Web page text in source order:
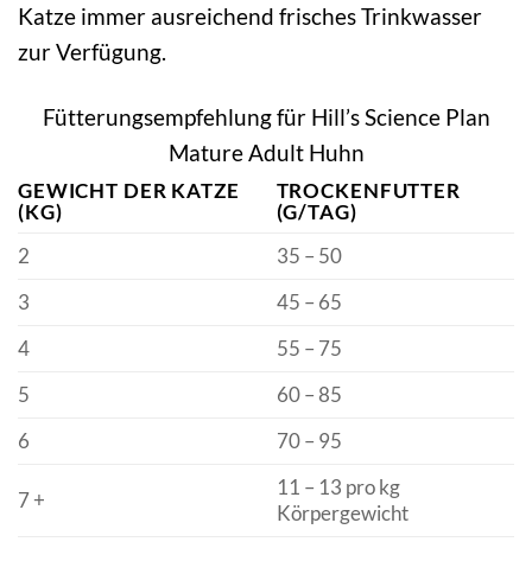
Katze immer ausreichend frisches Trinkwasser
zur Verfügung.
Fütterungsempfehlung für Hill’s Science Plan
Mature Adult Huhn
GEWICHT DER KATZE
(KG)
TROCKENFUTTER
(G/TAG)
2
35 – 50
3
45 – 65
4
55 – 75
5
60 – 85
6
70 – 95
7 +
11 – 13 pro kg
Körpergewicht